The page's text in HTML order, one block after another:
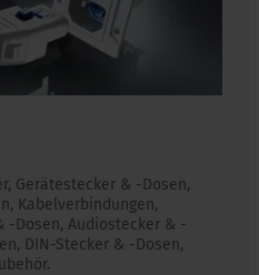
Gerätestecker & -Dosen,
Kabelverbindungen,
-Dosen, Audiostecker & -
DIN-Stecker & -Dosen,